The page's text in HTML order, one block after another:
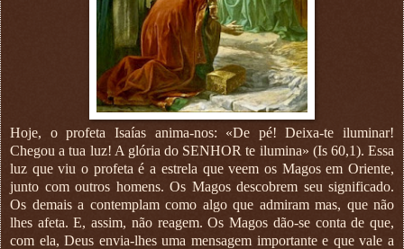
Hoje, o profeta Isaías anima-nos: «De pé! Deixa-te iluminar!
Chegou a tua luz! A glória do SENHOR te ilumina» (Is 60,1). Essa
luz que viu o profeta é a estrela que veem os Magos em Oriente,
junto com outros homens. Os Magos descobrem seu significado.
Os demais a contemplam como algo que admiram mas, que não
lhes afeta. E, assim, não reagem. Os Magos dão-se conta de que,
com ela, Deus envia-lhes uma mensagem importante e que vale a